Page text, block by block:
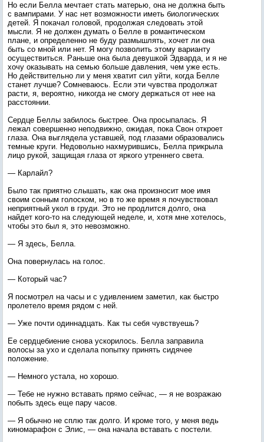
Но если Белла мечтает стать матерью, она не должна быть
с вампирами. У нас нет возможности иметь биологических
детей. Я покачал головой, продолжая следовать этой
мысли. Я не должен думать о Белле в романтическом
плане, и определенно не буду размышлять, хочет ли она
быть со мной или нет. Я могу позволить этому варианту
осуществиться. Раньше она была девушкой Эдварда, и я не
хочу оказывать на семью больше давления, чем уже есть.
Но действительно ли у меня хватит сил уйти, когда Белле
станет лучше? Сомневаюсь. Если эти чувства продолжат
расти, я, вероятно, никогда не смогу держаться от нее на
расстоянии.
Сердце Беллы забилось быстрее. Она просыпалась. Я
лежал совершенно неподвижно, ожидая, пока Свон откроет
глаза. Она выглядела уставшей, под глазами образовались
темные круги. Недовольно нахмурившись, Белла прикрыла
лицо рукой, защищая глаза от яркого утреннего света.
— Карлайл?
Было так приятно слышать, как она произносит мое имя
своим сонным голоском, но в то же время я почувствовал
неприятный укол в груди. Это не продлится долго, она
найдет кого-то на следующей неделе, и, хотя мне хотелось,
чтобы это был я, это невозможно.
— Я здесь, Белла.
Она повернулась на голос.
— Который час?
Я посмотрел на часы и с удивлением заметил, как быстро
пролетело время рядом с ней.
— Уже почти одиннадцать. Как ты себя чувствуешь?
Ее сердцебиение снова ускорилось. Белла заправила
волосы за ухо и сделала попытку принять сидячее
положение.
— Немного устала, но хорошо.
— Тебе не нужно вставать прямо сейчас, — я не возражаю
побыть здесь еще пару часов.
— Я обычно не сплю так долго. И кроме того, у меня ведь
киномарафон с Элис, — она начала вставать с постели.